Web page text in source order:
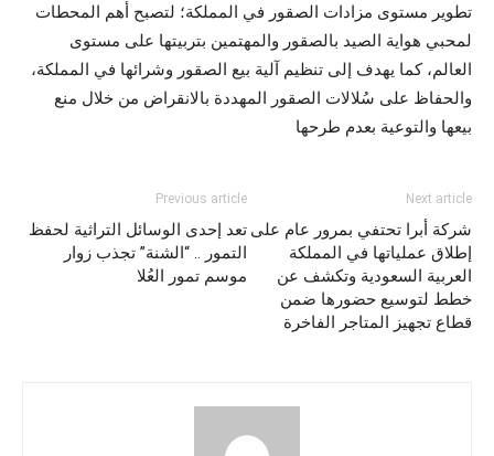
تطوير مستوى مزادات الصقور في المملكة؛ لتصبح أهم المحطات
لمحبي هواية الصيد بالصقور والمهتمين بتربيتها على مستوى
العالم، كما يهدف إلى تنظيم آلية بيع الصقور وشرائها في المملكة،
والحفاظ على سُلالات الصقور المهددة بالانقراض من خلال منع
بيعها والتوعية بعدم طرحها
Previous article
تعد إحدى الوسائل التراثية لحفظ
التمور .. “الشنة” تجذب زوار
موسم تمور العُلا
Next article
شركة أبرا تحتفي بمرور عام على
إطلاق عملياتها في المملكة
العربية السعودية وتكشف عن
خطط لتوسيع حضورها ضمن
قطاع تجهيز المتاجر الفاخرة